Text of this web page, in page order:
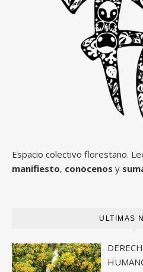
Espacio colectivo florestano.
manifiesto, conocenos y
ULTIMAS